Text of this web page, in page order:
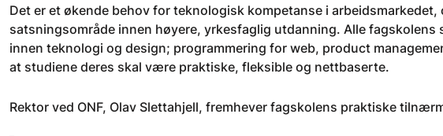
Det er et økende behov for teknologisk kompetanse i
satsningsområde innen høyere, yrkesfaglig utdanning. Alle fagskolens
innen teknologi og design; programmering for web, product
at studiene deres skal være praktiske, fleksible og nettbaserte.
Rektor ved ONF, Olav Slettahjell, fremhever fagskolens praktiske